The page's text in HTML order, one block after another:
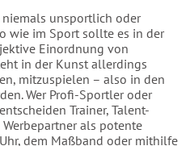
unsportlich oder
wie im Sport sollte es in der
Einordnung von
in der Kunst allerdings
mitzuspielen – also in den
Wer Profi-Sportler oder
Trainer, Talent-
als potente
dem Maßband oder mithilfe